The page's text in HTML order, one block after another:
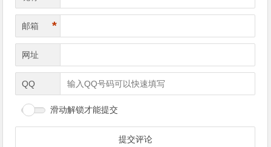
邮箱 *
网址
QQ
滑动解锁才能提交